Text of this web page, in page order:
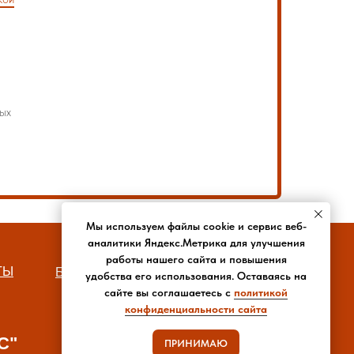
РЕКВИЗИТЫ
БЛОГ
Мы используем файлы cookie и сервис веб-
аналитики Яндекс.Метрика для улучшения
работы нашего сайта и повышения
удобства его использования. Оставаясь на
сайте вы соглашаетесь с политикой
конфиденциальности сайта
ПРИНИМАЮ